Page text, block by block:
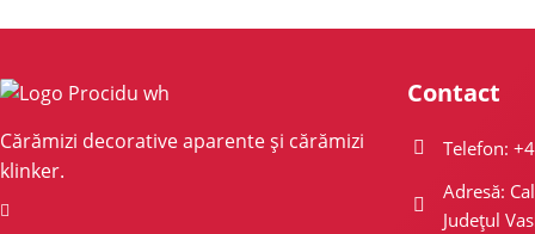
Cărămizi decorative aparente și cărămizi
klinker.
Contact
Telefon:
Adresă:
Județul